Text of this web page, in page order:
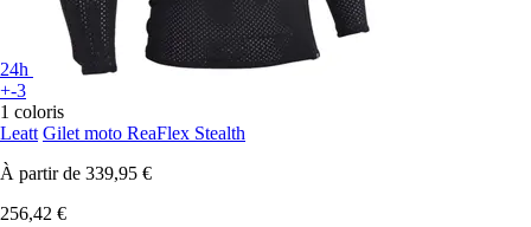
24h
+-3
1 coloris
Leatt Gilet moto ReaFlex Stealth
À partir de 339,95 €
256,42 €